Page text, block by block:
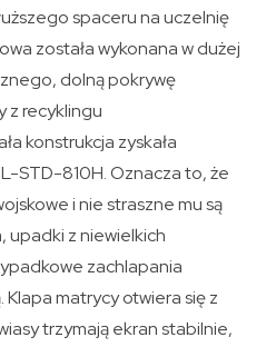
spaceru na uczelnię
została wykonana w dużej
dolną pokrywę
z recyklingu
konstrukcja zyskała
STD-810H. Oznacza to, że
i nie straszne mu są
z niewielkich
zachlapania
matrycy otwiera się z
trzymają ekran stabilnie,